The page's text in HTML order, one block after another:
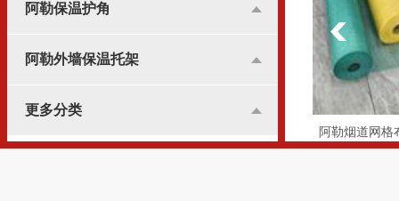
阿勒保温护角
阿勒外墙保温托架
更多分类